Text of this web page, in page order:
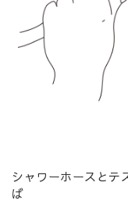
シャワーホースとテ
ば